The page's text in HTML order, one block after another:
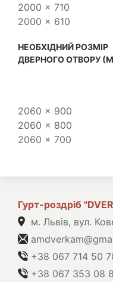
2000 x 710
2000 x 610
НЕОБХІДНИЙ РОЗМІР
ДВЕРНОГО ОТВОРУ
2060 x 900
2060 x 800
2060 x 700
Гурт-роздріб
м. Львів, вул.
+38 067 714 50
+38 067 353 08